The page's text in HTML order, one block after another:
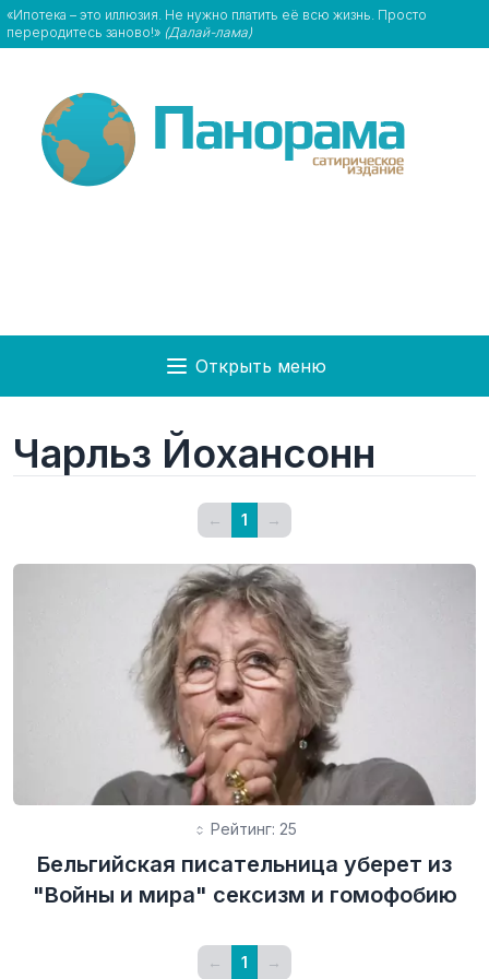
«Ипотека – это иллюзия. Не нужно платить её всю жизнь. Просто
переродитесь заново!» (Далай-лама)
Открыть меню
Чарльз Йохансонн
← 1 →
Рейтинг: 25
Бельгийская писательница уберет из
"Войны и мира" сексизм и гомофобию
← 1 →